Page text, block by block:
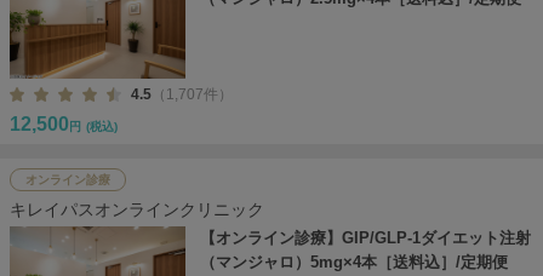
4.5 （1,707件）
12,500 円 (税込)
オンライン診療
キレイパスオンラインクリニック
【オンライン診療】GIP/GLP-1ダイエット注射
（マンジャロ）5mg×4本［送料込］/定期便